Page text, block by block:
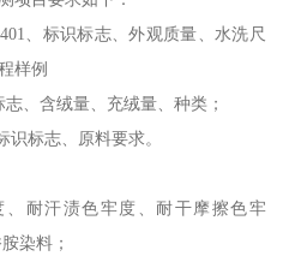
、标识标志、外观质量、水洗尺
样例
、含绒量、充绒量、种类；
标志、原料要求。
、耐汗渍色牢度、耐干摩擦色牢
染料；